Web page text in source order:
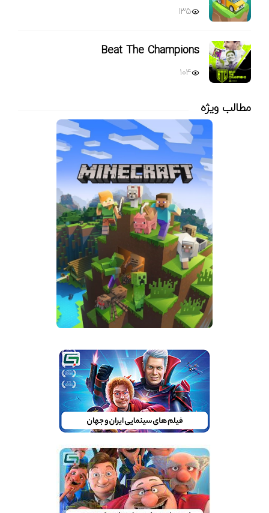
135
Beat The Champions
104
مطالب ویژه